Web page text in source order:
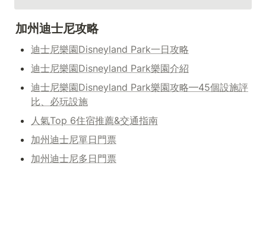
加州迪士尼攻略
迪士尼樂園Disneyland Park一日攻略
迪士尼樂園Disneyland Park樂園介紹
迪士尼樂園Disneyland Park樂園攻略—45個設施評
比、必玩設施
人氣Top 6住宿推薦&交通指南
加州迪士尼單日門票
加州迪士尼多日門票